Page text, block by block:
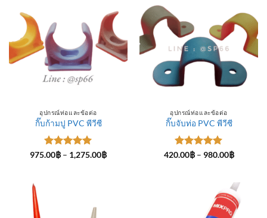
อุปกรณ์ท่อและข้อต่อ
กิ๊บก้ามปู PVC พีวีซี
ให้คะแนน
975.00฿ – 1,275.00฿Price
อุปกรณ์ท่อและข้อต่อ
กิ๊บจับท่อ PVC พีวีซี
ให้คะแนน
420.00฿ – 980.00฿Price
980.00฿